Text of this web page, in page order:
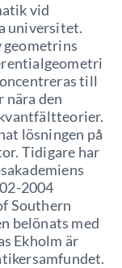
vid
universitet.
geometrins
till
nära den
lösningen på
Tidigare har
2004
Southern
belönats med
Ekholm är